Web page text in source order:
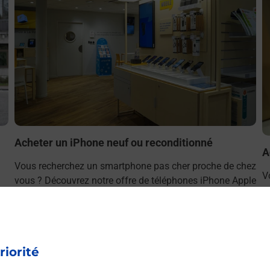
Acheter un iPhone neuf ou reconditionné
Vous recherchez un smartphone pas cher proche de chez
vous ? Découvrez notre offre de téléphones iPhone Apple